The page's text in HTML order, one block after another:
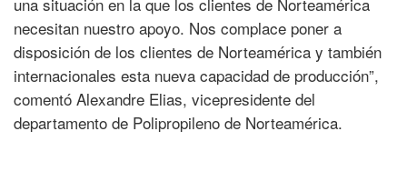
necesitan nuestro apoyo. Nos complace poner a
disposición de los clientes de Norteamérica y también
internacionales esta nueva capacidad de producción”,
comentó Alexandre Elias, vicepresidente del
departamento de Polipropileno de Norteamérica.